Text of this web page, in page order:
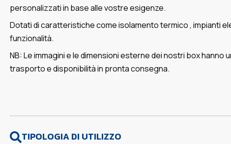
personalizzati in base alle vostre esigenze.
Dotati di caratteristiche come isolamento termico , impianti
funzionalità.
NB: Le immagini e le dimensioni esterne dei nostri box
trasporto e disponibilità in pronta consegna.
TIPOLOGIA DI UTILIZZO